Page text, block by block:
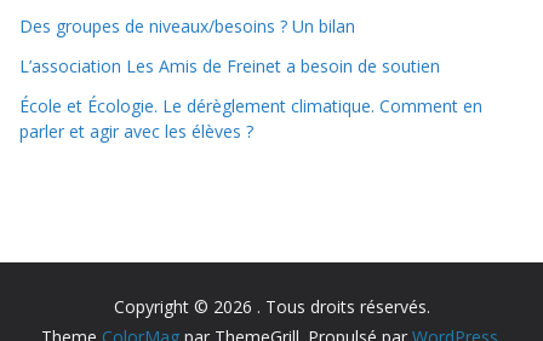
Des groupes de niveaux/besoins ? Un bilan
L’association Les Amis de Freinet a besoin de soutien
École et Écologie. Le dérèglement climatique. Comment en
parler et agir avec les élèves ?
Copyright © 2026 . Tous droits réservés.